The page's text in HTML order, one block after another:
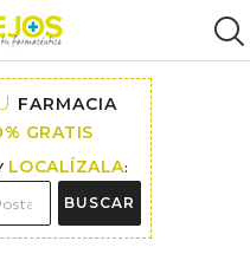
FARMACIA
GRATIS
LOCALÍZALA:
BUSCAR